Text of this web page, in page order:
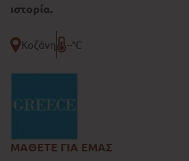
ιστορία.
Κοζάνη --°C
ΜΑΘΕΤΕ ΓΙΑ ΕΜΑΣ